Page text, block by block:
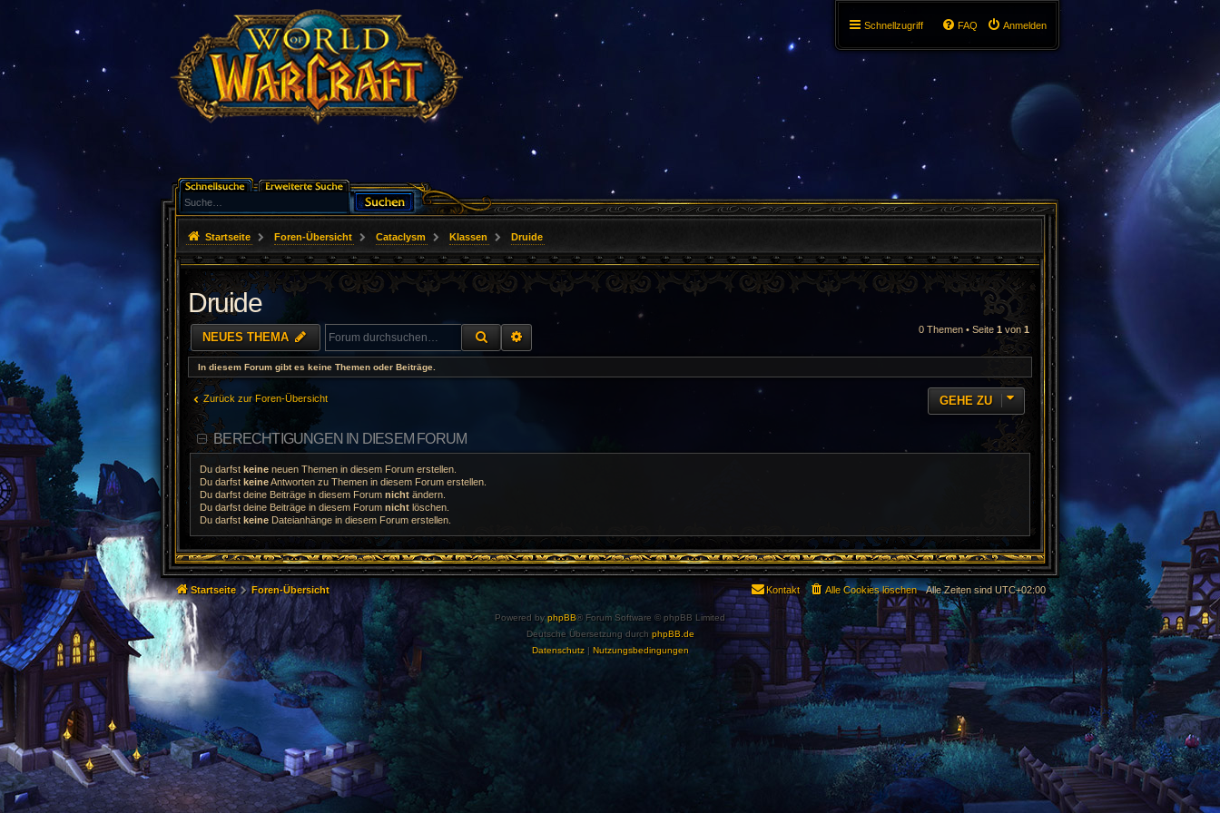
Schnellzugriff Anmelden
FAQ
Startseite Foren-Übersicht Cataclysm Klassen Druide
Druide
NEUES THEMA SUCHE 0 Themen • Seite 1 von 1
In diesem Forum gibt es keine Themen oder Beiträge.
Zurück zur Foren-Übersicht GEHE ZU
BERECHTIGUNGEN IN DIESEM FORUM
Du darfst keine neuen Themen in diesem Forum erstellen.
Du darfst keineAntworten zu Themen in diesem Forum erstellen.
Du darfst deine Beiträge in diesem Forum nicht ändern.
Du darfst deine Beiträge in diesem Forum nicht löschen.
Du darfst keine Dateianhänge in diesem Forum erstellen.
Startseite Foren-Übersicht Alle Zeiten sind UTC+02:00
Alle Cookies löschen
Kontakt
Powered byphpBB® Forum Software © phpBB Limited
Deutsche Übersetzung durch phpBB.de
Datenschutz| Nutzungsbedingungen